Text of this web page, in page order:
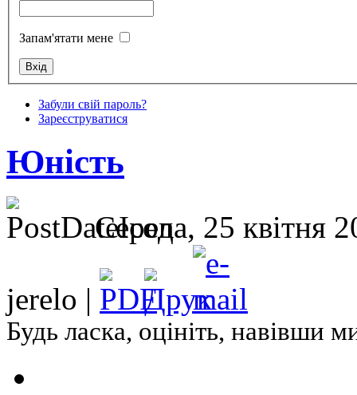
Запам'ятати мене
Забули свій пароль?
Зареєструватися
Юність
Середа, 25 квітня
jerelo |
Будь ласка, оцініть, навівши